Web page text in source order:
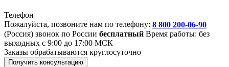
Телефон
Пожалуйста, позвоните нам по телефону: 8 800 200-06-90
(Россия) звонок по России бесплатный Время работы: без
выходных с 9:00 до 17:00 МСК
Заказы обрабатываются круглосуточно
Получить консультацию